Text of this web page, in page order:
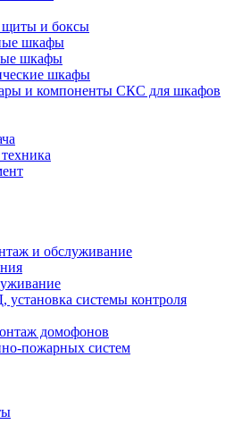
и боксы
шкафы
шкафы
шкафы
и компоненты СКС для шкафов
и обслуживание
системы контроля
домофонов
пожарных систем